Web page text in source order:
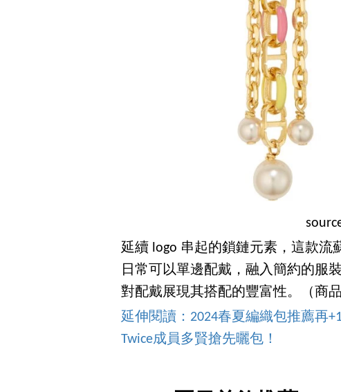
延續 logo 串起的鎖鏈元素，這款
日常可以單邊配戴，融入簡約的服
對配戴展現其搭配的豐富性。（商品
延伸閱讀：2024春夏編織包推薦再
Twice成員多賢搶先曬包！